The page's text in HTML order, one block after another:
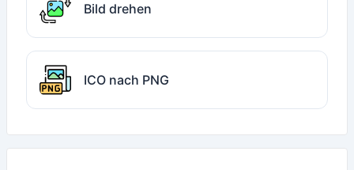
Bild drehen
ICO nach PNG